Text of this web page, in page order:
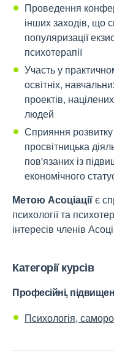
Проведення
інших заходів, що
популяризації
психотерапії
Участь у
освітніх,
проектів,
людей
Сприяння розвитку
просвітницька
пов'язаних із
економічного
Метою Асоціаціїє
психології та
інтересів членів
Категорії курсів
Професійні,
Психологія,